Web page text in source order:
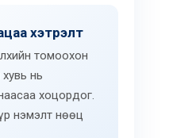
хэтрэлт
томоохон
нь
хоцордог.
нэмэлт нөөц